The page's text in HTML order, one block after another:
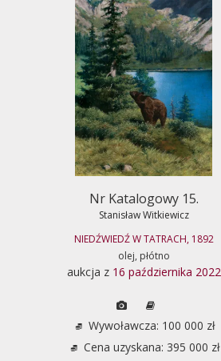
Nr Katalogowy 15.
Stanisław Witkiewicz
NIEDŹWIEDŹ W TATRACH, 1892
olej, płótno
aukcja z 16 października 2022
Wywoławcza: 100 000 zł
Cena uzyskana: 395 000 zł